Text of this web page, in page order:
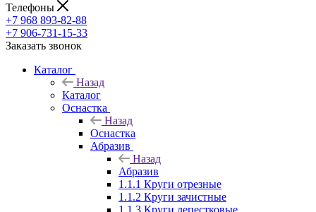
Телефоны
+7 968 893-82-88
+7 906-731-15-33
Заказать звонок
Каталог
Назад
Каталог
Оснастка
Назад
Оснастка
Абразив
Назад
Абразив
1.1.1 Круги отрезные
1.1.2 Круги зачистные
1.1.3 Круги лепестковые